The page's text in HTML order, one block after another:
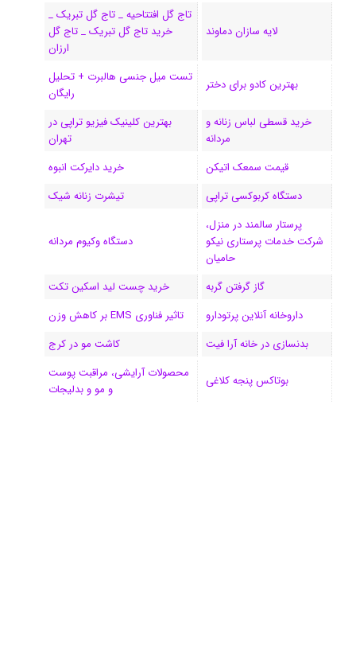
ن
ا
ر
m
م
لایه سازان دماوند
تاج گل افتتاحیه _ تاج گل تبریک _
خرید تاج گل تبریک _ تاج گل
ارزان
بهترین کادو برای دختر
تست میل جنسی هالبرت + تحلیل
رایگان
خرید قسطی لباس زنانه و
مردانه
بهترین کلینیک فیزیو تراپی در
تهران
قیمت سمعک اتیکن
خرید دایرکت انبوه
دستگاه کربوکسی تراپی
تیشرت زنانه شیک
پرستار سالمند در منزل،
شرکت خدمات پرستاری نیکو
حامیان
دستگاه وکیوم مردانه
گاز گرفتن گربه
خرید چست لید اسکین تکت
داروخانه آنلاین پرتودارو
تاثیر فناوری EMS بر کاهش وزن
بدنسازی در خانه آرا فیت
کاشت مو در کرج
بوتاکس پنجه کلاغی
محصولات آرایشی، مراقبت پوست
و مو و بدلیجات